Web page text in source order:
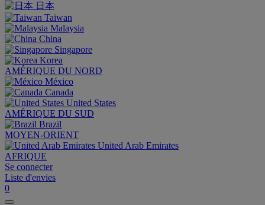
日本
Taiwan
Malaysia
China
Singapore
Korea
AMÉRIQUE DU NORD
México
Canada
United States
AMÉRIQUE DU SUD
Brazil
MOYEN-ORIENT
United Arab Emirates
AFRIQUE
Se connecter
Liste d'envies
0